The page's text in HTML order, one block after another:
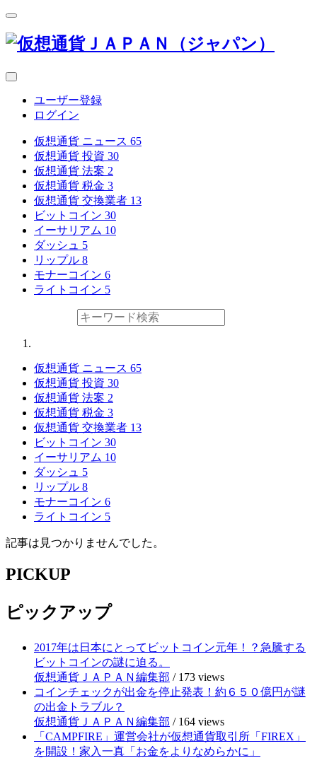
ユーザー登録
ログイン
仮想通貨 ニュース 65
仮想通貨 投資 30
仮想通貨 法案 2
仮想通貨 税金 3
仮想通貨 交換業者 13
ビットコイン 30
イーサリアム 10
ダッシュ 5
リップル 8
モナーコイン 6
ライトコイン 5
仮想通貨 ニュース 65
仮想通貨 投資 30
仮想通貨 法案 2
仮想通貨 税金 3
仮想通貨 交換業者 13
ビットコイン 30
イーサリアム 10
ダッシュ 5
リップル 8
モナーコイン 6
ライトコイン 5
記事は見つかりませんでした。
PICKUP
ピックアップ
2017年は日本にとってビットコイン元年！？急騰する
ビットコインの謎に迫る。
仮想通貨ＪＡＰＡＮ編集部 / 173 views
コインチェックが出金を停止発表！約６５０億円が謎
の出金トラブル？
仮想通貨ＪＡＰＡＮ編集部 / 164 views
「CAMPFIRE」運営会社が仮想通貨取引所「FIREX」
を開設！家入一真「お金をよりなめらかに」